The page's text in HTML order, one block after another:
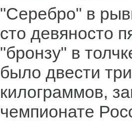
"Серебро" в
сто девяносто
"бронзу" в
было двести
килограммов,
чемпионате